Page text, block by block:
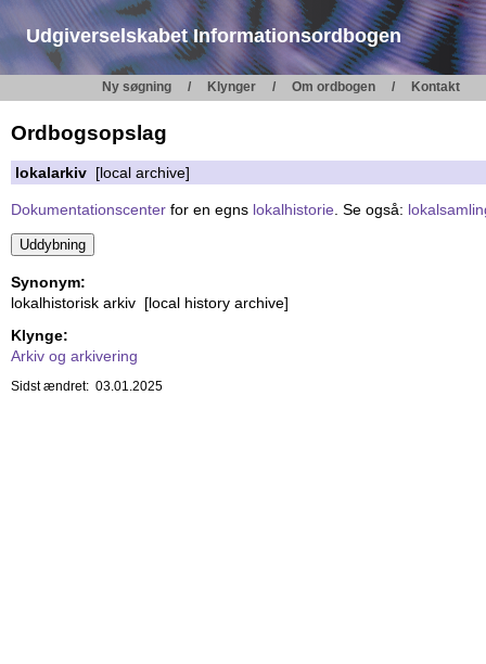
Udgiverselskabet Informationsordbogen
Ny søgning Klynger Om ordbogen Kontakt
Ordbogsopslag
lokalarkiv [local archive]
Dokumentationscenter for en egns lokalhistorie . Se også:
Synonym:
lokalhistorisk arkiv [local history archive]
Klynge:
Arkiv og arkivering
Sidst ændret: 03.01.2025